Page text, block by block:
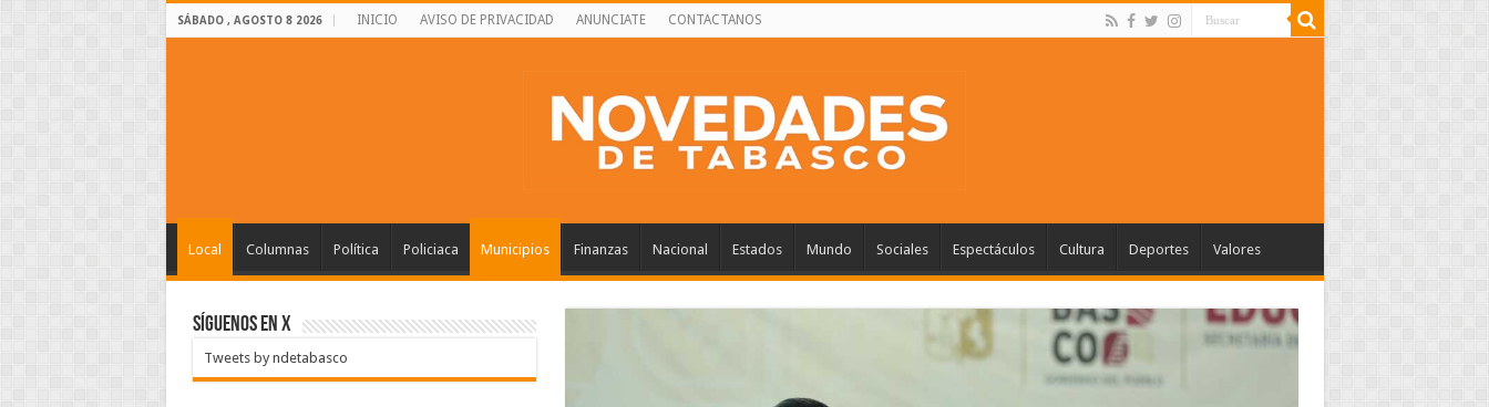
SÁBADO , AGOSTO 8 2026 INICIO AVISO DE PRIVACIDAD ANUNCIATE CONTACTANOS
Local Columnas Política Policiaca Municipios Finanzas Nacional Estados Mundo Sociales Espectáculos Cultura Deportes Valores
SÍGUENOS EN X
Tweets by ndetabasco